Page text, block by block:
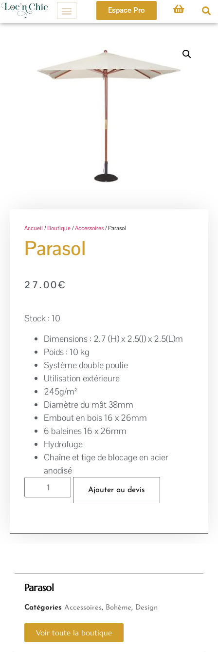
Espace Pro
Accueil /Boutique/Accessoires/ Parasol
Parasol
27.00€
Stock : 10
Dimensions : 2.7 (H) x 2.5(l) x 2.5(L)m
Poids : 10 kg
Système double poulie
Utilisation extérieure
245g/m²
Diamètre du mât 38mm
Embout en bois 16 x 26mm
6 baleines 16 x 26mm
Hydrofuge
Chaîne et tige de blocage en acier
anodisé
Ajouter au devis
Parasol
Catégories Accessoires, Bohème, Design
Voir toute la boutique